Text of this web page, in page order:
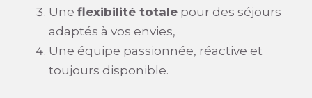
Une flexibilité totale pour des séjours
adaptés à vos envies,
Une équipe passionnée, réactive et
toujours disponible.